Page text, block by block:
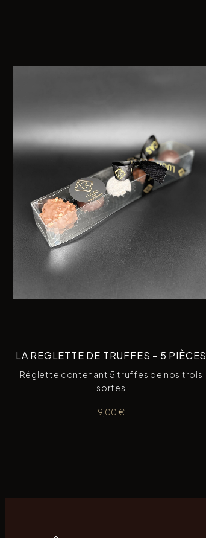
LA REGLETTE DE TRUFFES - 5 PIÈCES
Réglette contenant 5 truffes de nos trois
sortes
9,00 €